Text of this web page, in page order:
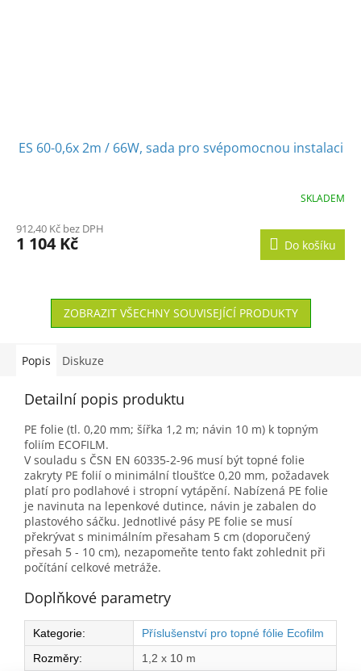
ES 60-0,6x 2m / 66W, sada pro svépomocnou instalaci
SKLADEM
912,40 Kč bez DPH
1 104 Kč Do košíku
ZOBRAZIT VŠECHNY SOUVISEJÍCÍ PRODUKTY
Popis Diskuze
Detailní popis produktu
PE folie (tl. 0,20 mm; šířka 1,2 m; návin 10 m) k topným
foliím ECOFILM.
V souladu s ČSN EN 60335-2-96 musí být topné folie
zakryty PE folií o minimální tloušťce 0,20 mm, požadavek
platí pro podlahové i stropní vytápění. Nabízená PE folie
je navinuta na lepenkové dutince, návin je zabalen do
plastového sáčku. Jednotlivé pásy PE folie se musí
překrývat s minimálním přesaham 5 cm (doporučený
přesah 5 - 10 cm), nezapomeňte tento fakt zohlednit při
počítání celkové metráže.
Doplňkové parametry
Kategorie:
Příslušenství pro topné fólie Ecofilm
Rozměry: 1,2 x 10 m